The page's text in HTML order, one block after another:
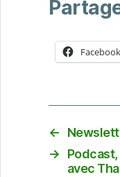
Facebook
←
→
Podcast,
avec